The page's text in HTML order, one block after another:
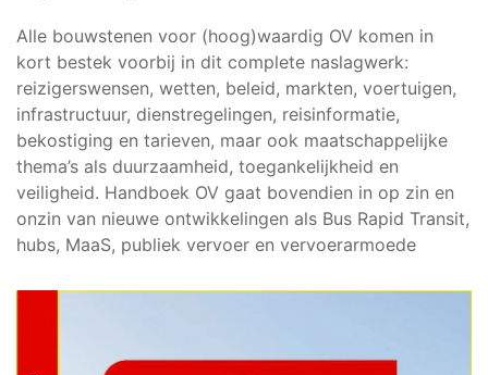
Alle bouwstenen voor (hoog)waardig OV komen in
kort bestek voorbij in dit complete naslagwerk:
reizigerswensen, wetten, beleid, markten, voertuigen,
infrastructuur, dienstregelingen, reisinformatie,
bekostiging en tarieven, maar ook maatschappelijke
thema’s als duurzaamheid, toegankelijkheid en
veiligheid. Handboek OV gaat bovendien in op zin en
onzin van nieuwe ontwikkelingen als Bus Rapid Transit,
hubs, MaaS, publiek vervoer en vervoerarmoede